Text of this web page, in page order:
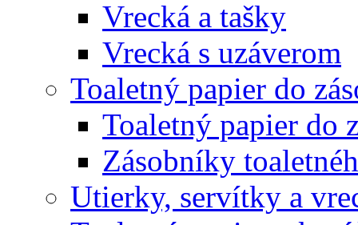
Vrecká a tašky
Vrecká s uzáverom
Toaletný papier do
Toaletný papier do
Zásobníky
Utierky, servítky a